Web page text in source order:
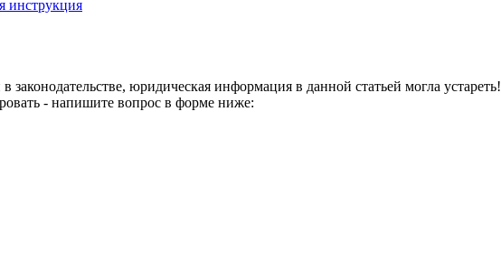
инструкция
юридическая информация в данной статьей могла устареть!
- напишите вопрос в форме ниже: